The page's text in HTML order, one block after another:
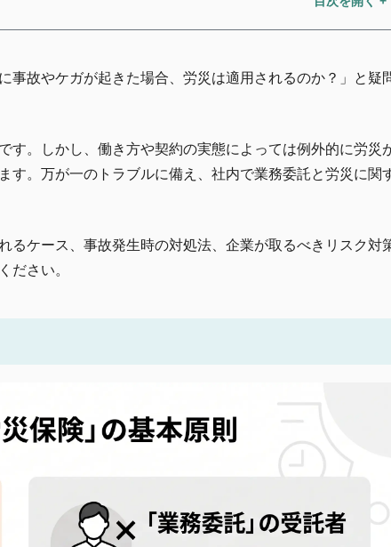
故やケガが起きた場合、労災は適用されるのか？」と疑
す。しかし、働き方や契約の実態によっては例外的に労災
す。万が一のトラブルに備え、社内で業務委託と労災に関
るケース、事故発生時の対処法、企業が取るべきリスク対
ださい。